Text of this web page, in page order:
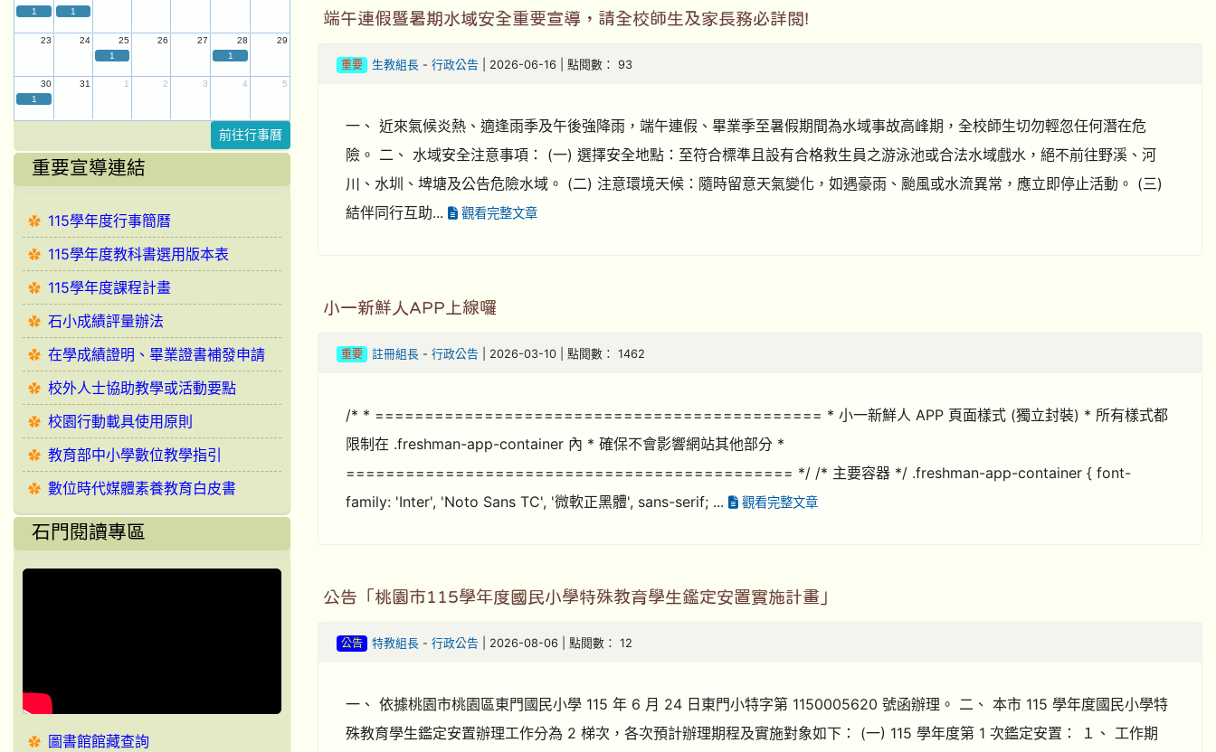
端午連假暨暑期水域安全重要宣導，請全校師生及家長務必詳閱!
重要 生教組長- 行政公告 | 2026-06-16 | 點閱數： 93
一、 近來氣候炎熱、適逢雨季及午後強降雨，端午連假、畢業季至暑假期間為水域事故高峰期，全校師生切勿輕忽任何潛在危
險。 二、 水域安全注意事項： (一) 選擇安全地點：至符合標準且設有合格救生員之游泳池或合法水域戲水，絕不前往野溪、河
川、水圳、埤塘及公告危險水域。 (二) 注意環境天候：隨時留意天氣變化，如遇豪雨、颱風或水流異常，應立即停止活動。 (三)
結伴同行互助...
觀看完整文章
小一新鮮人APP上線囉
重要 註冊組長- 行政公告 | 2026-03-10 | 點閱數： 1462
/* * ============================================= * 小一新鮮人 APP 頁面樣式 (獨立封裝) * 所有樣式都
限制在 .freshman-app-container 內 * 確保不會影響網站其他部分 *
============================================= */ /* 主要容器 */ .freshman-app-container { font-
family: 'Inter', 'Noto Sans TC', '微軟正黑體', sans-serif; ...
觀看完整文章
公告「桃園市115學年度國民小學特殊教育學生鑑定安置實施計畫」
公告 特教組長- 行政公告 | 2026-08-06 | 點閱數： 12
一、 依據桃園市桃園區東門國民小學 115 年 6 月 24 日東門小特字第 1150005620 號函辦理。 二、 本市 115 學年度國民小學特
殊教育學生鑑定安置辦理工作分為 2 梯次，各次預計辦理期程及實施對象如下： (一) 115 學年度第 1 次鑑定安置： １、 工作期
1
1
23 24 25 26 27 28
29
1
1
30 31 1 2 3 4
5
1
前往行事曆
重要宣導連結
115學年度行事簡曆
115學年度教科書選用版本表
115學年度課程計畫
石小成績評量辦法
在學成績證明、畢業證書補發申請
校外人士協助教學或活動要點
校園行動載具使用原則
教育部中小學數位教學指引
數位時代媒體素養教育白皮書
石門閱讀專區
圖書館館藏查詢